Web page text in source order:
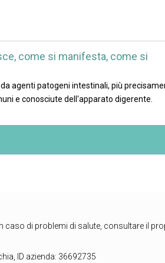
come si manifesta, come si
agenti patogeni intestinali, più
e conosciute dell'apparato digerente.
caso di problemi di salute, consultare il
ID azienda: 36692735